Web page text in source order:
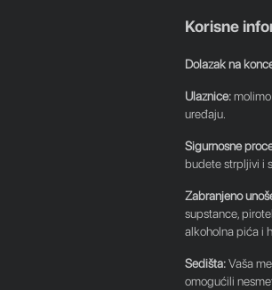
Korisne
Dolazak na
Ulaznice:
uređaju.
Sigurnosne
budete strpljivi i
Zabranjeno
supstance,
alkoholna pića i
Sedišta:Vaša
omogućili